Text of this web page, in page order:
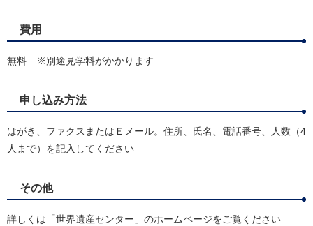
費用
無料 ※別途見学料がかかります
申し込み方法
はがき、ファクスまたはＥメール。住所、氏名、電話番号、人数（4
人まで）を記入してください
その他
詳しくは「世界遺産センター」のホームページをご覧ください